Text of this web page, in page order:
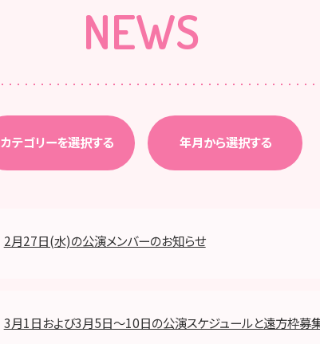
NEWS
カテゴリーを選択する 年月から選択する
2月27日(水)の公演メンバーのお知らせ
3月1日および3月5日～10日の公演スケジュールと遠方枠募